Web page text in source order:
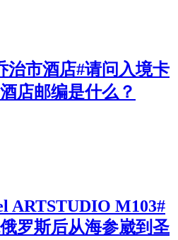
治市酒店#请问入境卡
店邮编是什么？
ARTSTUDIO M103#
罗斯后从海参崴到圣